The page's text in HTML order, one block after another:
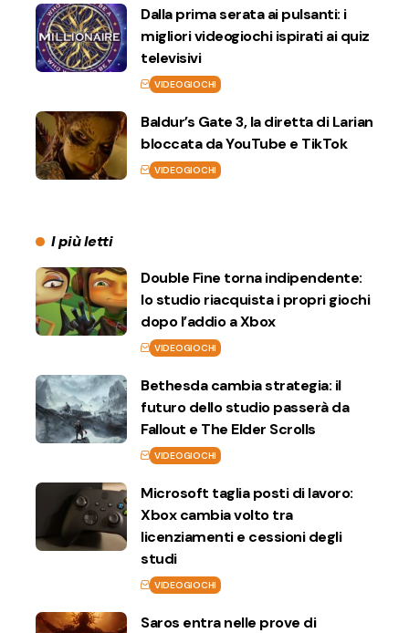
Dalla prima serata ai pulsanti: i
migliori videogiochi ispirati ai quiz
televisivi
VIDEOGIOCHI
Baldur’s Gate 3, la diretta di Larian
bloccata da YouTube e TikTok
VIDEOGIOCHI
I più letti
Double Fine torna indipendente:
lo studio riacquista i propri giochi
dopo l’addio a Xbox
VIDEOGIOCHI
Bethesda cambia strategia: il
futuro dello studio passerà da
Fallout e The Elder Scrolls
VIDEOGIOCHI
Microsoft taglia posti di lavoro:
Xbox cambia volto tra
licenziamenti e cessioni degli
studi
VIDEOGIOCHI
Saros entra nelle prove di